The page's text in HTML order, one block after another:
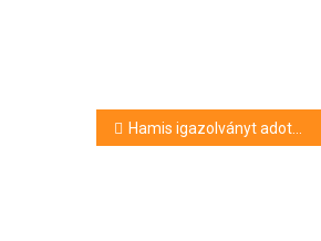
Bejegyzés
Hamis igazolványt adott át